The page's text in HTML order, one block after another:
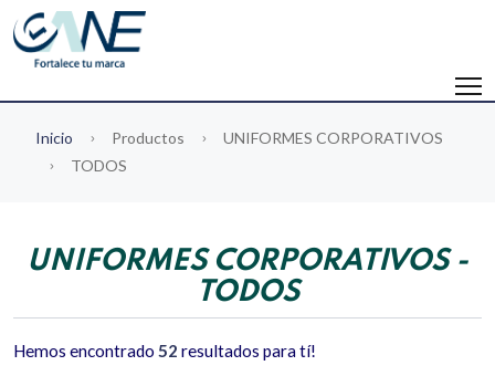
Inicio Productos
UNIFORMES CORPORATIVOS
TODOS
UNIFORMES CORPORATIVOS -
TODOS
Hemos encontrado 52 resultados para tí!